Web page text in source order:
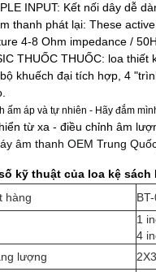
INPUT: Kết nối dây dễ
thanh phát lại: These
4-8 Ohm impedance /
THUỐC THUỐC: loa
khuếch đại tích hợp, 4
ấm áp và tự nhiên - Hãy đắm
từ xa - điều chỉnh âm
âm thanh OEM Trung
kỹ thuật của loa kệ sách
hàng
1
4
lượng